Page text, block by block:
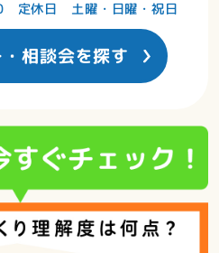
休日 土曜・日曜・祝日
相談会を探す